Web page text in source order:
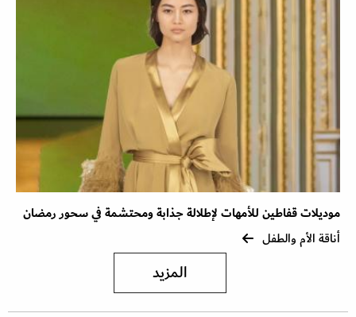
موديلات قفاطين للأمهات لإطلالة جذابة ومحتشمة في سحور رمضان
أناقة الأم والطفل
المزيد